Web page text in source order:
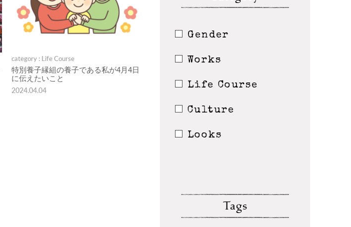
category : Life Course
特別養子縁組の養子である私が4月4日
に伝えたいこと
2024.04.04
Gender
Works
Life Course
Culture
Looks
Tags